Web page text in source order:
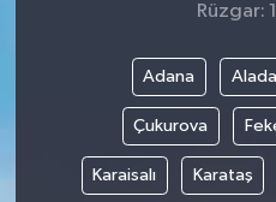
Rüzgar:
Adana
Çukurova
Karaisalı Karataş